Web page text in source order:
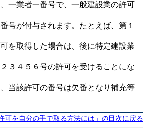
一業者一番号で、一般建設業の許可
号が付与されます。たとえば、第１
を取得した場合は、後に特定建設業
３４５６号の許可を受けることにな
当該許可の番号は欠番となり補充等
可を自分の手で取る方法には」の目次に戻る